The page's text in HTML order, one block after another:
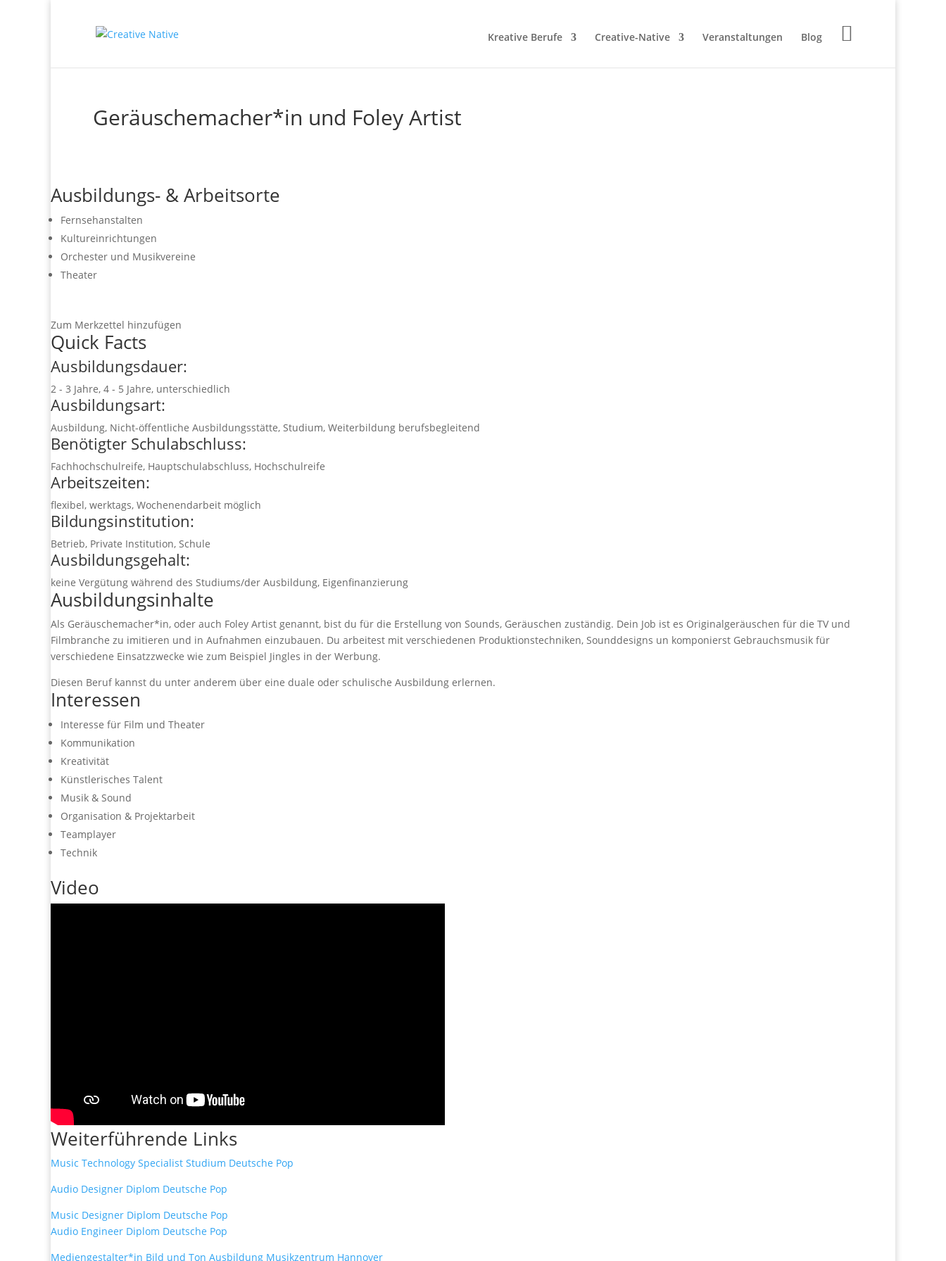
Kreative Berufe Creative-Native Veranstaltungen Blog 
Geräuschemacher*in und Foley Artist
Ausbildungs- & Arbeitsorte
Fernsehanstalten
Kultureinrichtungen
Orchester und Musikvereine
Theater
Zum Merkzettel hinzufügen
Quick Facts
Ausbildungsdauer:
2 - 3 Jahre, 4 - 5 Jahre, unterschiedlich
Ausbildungsart:
Ausbildung, Nicht-öffentliche Ausbildungsstätte, Studium, Weiterbildung berufsbegleitend
Benötigter Schulabschluss:
Fachhochschulreife, Hauptschulabschluss, Hochschulreife
Arbeitszeiten:
flexibel, werktags, Wochenendarbeit möglich
Bildungsinstitution:
Betrieb, Private Institution, Schule
Ausbildungsgehalt:
keine Vergütung während des Studiums/der Ausbildung, Eigenfinanzierung
Ausbildungsinhalte
Als Geräuschemacher*in, oder auch Foley Artist genannt, bist du für die Erstellung von Sounds, Geräuschen zuständig. Dein Job ist es Originalgeräuschen für die TV und
Filmbranche zu imitieren und in Aufnahmen einzubauen. Du arbeitest mit verschiedenen Produktionstechniken, Sounddesigns un komponierst Gebrauchsmusik für
verschiedene Einsatzzwecke wie zum Beispiel Jingles in der Werbung.
Diesen Beruf kannst du unter anderem über eine duale oder schulische Ausbildung erlernen.
Interessen
Interesse für Film und Theater
Kommunikation
Kreativität
Künstlerisches Talent
Musik & Sound
Organisation & Projektarbeit
Teamplayer
Technik
Video
Weiterführende Links
Music Technology Specialist Studium Deutsche Pop
Audio Designer Diplom Deutsche Pop
Music Designer Diplom Deutsche Pop
Audio Engineer Diplom Deutsche Pop
Mediengestalter*in Bild und Ton Ausbildung Musikzentrum Hannover